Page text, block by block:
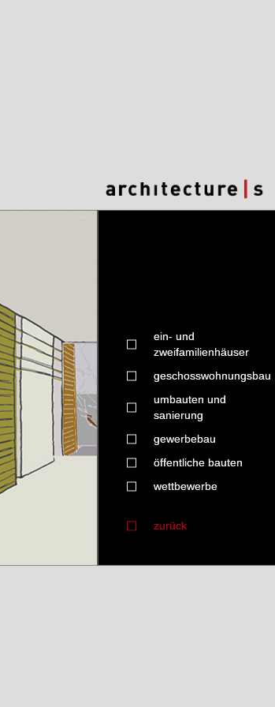
ein- und
zweifamilienhäuser
geschosswohnungsbau
umbauten und
sanierung
gewerbebau
öffentliche bauten
wettbewerbe
zurück